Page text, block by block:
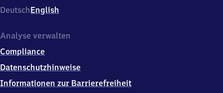
Center,
Breisgaustr.
0
2
0
Leipzig
DeutschEnglish
Analyse verwalten
Compliance
Datenschutzhinweise
Informationen zur Barrierefreiheit